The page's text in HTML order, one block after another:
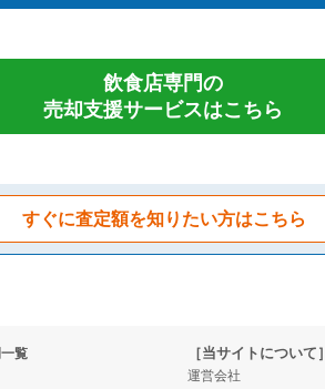
飲食店専門の
売却支援サービスはこちら
すぐに査定額を知りたい方はこちら
覧 ［当サイトについて］
運営会社